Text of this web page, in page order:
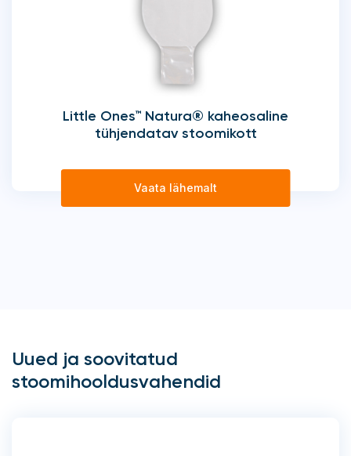
Little Ones™ Natura® kaheosaline
tühjendatav stoomikott
Vaata lähemalt
Uued ja soovitatud
stoomihooldusvahendid